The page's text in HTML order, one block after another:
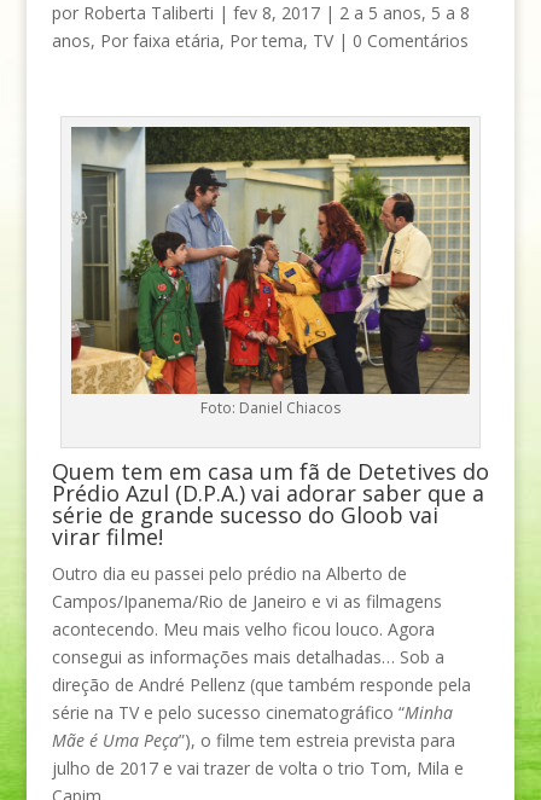
por Roberta Taliberti | fev 8, 2017| 2 a 5 anos, 5 a 8
anos, Por faixa etária, Por tema, TV| 0 Comentários
Foto: Daniel Chiacos
Quem tem em casa um fã de Detetives do
Prédio Azul (D.P.A.) vai adorar saber que a
série de grande sucesso do Gloob vai
virar filme!
Outro dia eu passei pelo prédio na Alberto de
Campos/Ipanema/Rio de Janeiro e vi as filmagens
acontecendo. Meu mais velho ficou louco. Agora
consegui as informações mais detalhadas… Sob a
direção de André Pellenz (que também responde pela
série na TV e pelo sucesso cinematográfico “Minha
Mãe é Uma Peça”), o filme tem estreia prevista para
julho de 2017 e vai trazer de volta o trio Tom, Mila e
Capim.